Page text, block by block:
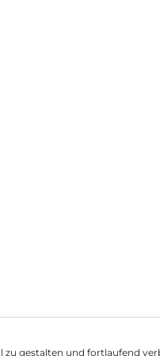
gestalten und fortlaufend